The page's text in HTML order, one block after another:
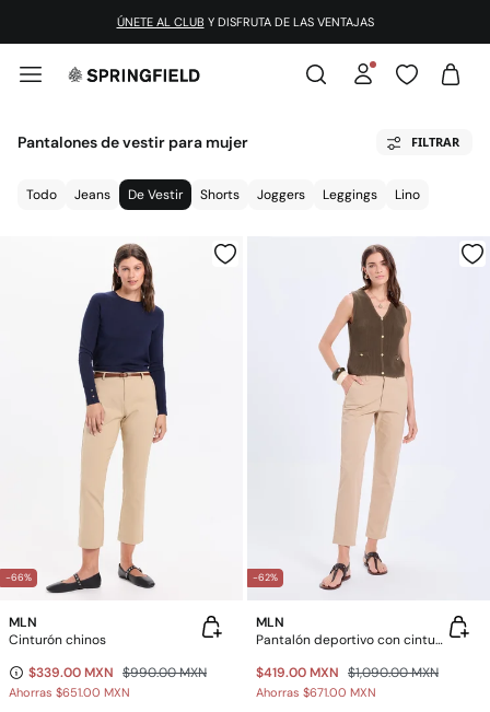
ÚNETE AL CLUB Y DISFRUTA DE LAS VENTAJAS
Pantalones de vestir para mujer FILTRAR
Todo Jeans De Vestir Shorts Joggers Leggings Lino
-66%
MLN
Cinturón chinos
$339.00 MXN $990.00 MXN
Ahorras $651.00 MXN
-62%
MLN
Pantalón deportivo con cintura elástica
$419.00 MXN $1,090.00 MXN
Ahorras $671.00 MXN